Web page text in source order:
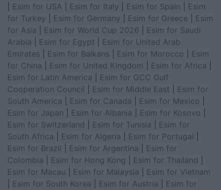
Esim for USA Esim for Italy Esim for Spain
Esim
for Turkey
Esim for Germany Esim for Greece
Esim
for Asia
Esim for World Cup 2026
Esim for Saudi
Arabia
Esim for Egypt
Esim for United Arab
Emirates
Esim for Balkans Esim for Morocco
Esim
for China
Esim for United Kingdom Esim for Africa
Esim for Latin America
Esim for GCC Gulf
Cooperation Council
Esim for Middle East
Esim for
South America
Esim for Canada Esim for Mexico
Esim for Japan
Esim for Albania Esim for Kosovo
Esim for Switzerland
Esim for Tunisia
Esim for
South Africa
Esim for Algeria Esim for Portugal
Esim for Brazil
Esim for Argentina
Esim for
Colombia
Esim for Hong Kong Esim for Thailand
Esim for Macau
Esim for Malaysia
Esim for Vietnam
Esim for South Korea Esim for Austria
Esim for